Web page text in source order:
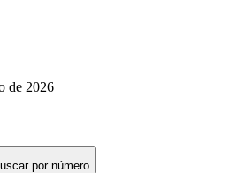
de 2026
por número